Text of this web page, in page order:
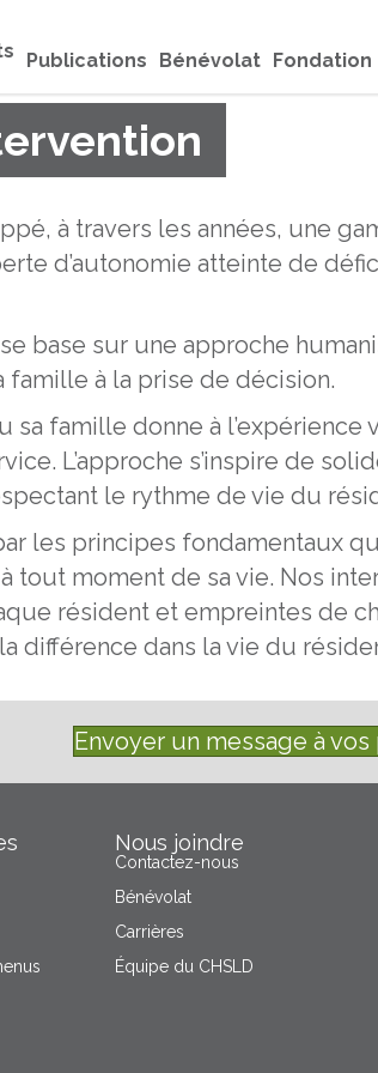
Publications Bénévolat Fondation
à travers les années, une
d’autonomie atteinte de
base sur une approche
à la prise de décision.
sa famille donne à l’expérience
L’approche s’inspire de
le rythme de vie du
les principes fondamentaux
tout moment de sa vie. Nos
résident et empreintes de
différence dans la vie du
Envoyer un message à
Nous joindre
Contactez-nous
Bénévolat
Carrières
Équipe du CHSLD